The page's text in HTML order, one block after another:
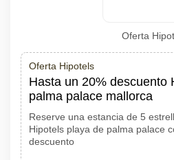
Oferta
Oferta Hipotels
Hasta un 20% descuento
palma palace mallorca
Reserve una estancia de 5
Hipotels playa de palma palace
descuento